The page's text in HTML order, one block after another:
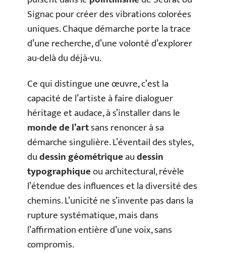
Signac pour créer des vibrations colorées
uniques. Chaque démarche porte la trace
d’une recherche, d’une volonté d’explorer
au-delà du déjà-vu.
Ce qui distingue une œuvre, c’est la
capacité de l’artiste à faire dialoguer
héritage et audace, à s’installer dans le
monde de l’artsans renoncer à sa
démarche singulière. L’éventail des styles,
dudessin géométriqueaudessin
typographiqueou architectural, révèle
l’étendue des influences et la diversité des
chemins. L’unicité ne s’invente pas dans la
rupture systématique, mais dans
l’affirmation entière d’une voix, sans
compromis.